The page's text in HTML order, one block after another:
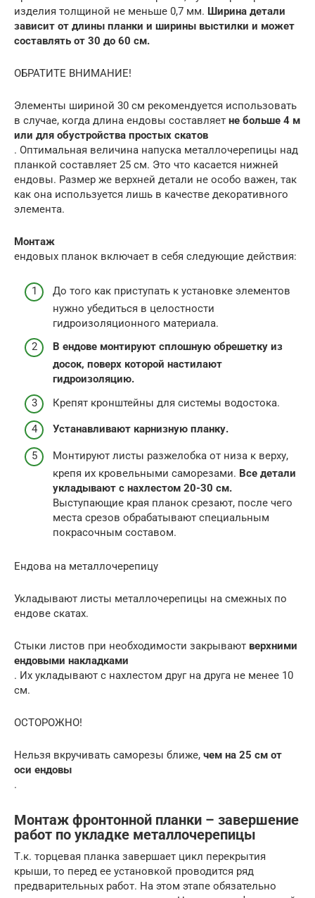
изделия толщиной не меньше 0,7 мм. Ширина детали
зависит от длины планки и ширины выстилки и может
составлять от 30 до 60 см.
ОБРАТИТЕ ВНИМАНИЕ!
Элементы шириной 30 см рекомендуется использовать
в случае, когда длина ендовы составляет не больше 4 м
или для обустройства простых скатов
. Оптимальная величина напуска металлочерепицы над
планкой составляет 25 см. Это что касается нижней
ендовы. Размер же верхней детали не особо важен, так
как она используется лишь в качестве декоративного
элемента.
Монтаж
ендовых планок включает в себя следующие действия:
До того как приступать к установке элементов
нужно убедиться в целостности
гидроизоляционного материала.
В ендове монтируют сплошную обрешетку из
досок, поверх которой настилают
гидроизоляцию.
Крепят кронштейны для системы водостока.
Устанавливают карнизную планку.
Монтируют листы разжелобка от низа к верху,
крепя их кровельными саморезами. Все детали
укладывают с нахлестом 20-30 см.
Выступающие края планок срезают, после чего
места срезов обрабатывают специальным
покрасочным составом.
Ендова на металлочерепицу
Укладывают листы металлочерепицы на смежных по
ендове скатах.
Стыки листов при необходимости закрывают верхними
ендовыми накладками
. Их укладывают с нахлестом друг на друга не менее 10
см.
ОСТОРОЖНО!
Нельзя вкручивать саморезы ближе, чем на 25 см от
оси ендовы
.
Монтаж фронтонной планки – завершение
работ по укладке металлочерепицы
Т.к. торцевая планка завершает цикл перекрытия
крыши, то перед ее установкой проводится ряд
предварительных работ. На этом этапе обязательно